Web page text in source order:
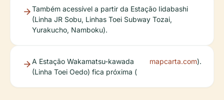
Também acessível a partir da Estação Iidabashi
(Linha JR Sobu, Linhas Toei Subway Tozai,
Yurakucho, Namboku).
A Estação Wakamatsu-kawada
(Linha Toei Oedo) fica próxima (
mapcarta.com).